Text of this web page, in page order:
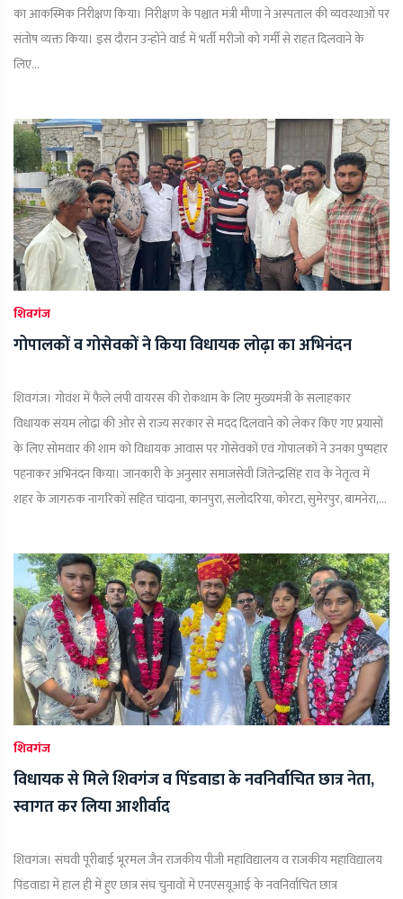
का आकस्मिक निरीक्षण किया। निरीक्षण के पश्चात मंत्री मीणा ने अस्पताल की व्यवस्थाओं पर
संतोष व्यक्त किया। इस दौरान उन्होंने वार्ड में भर्ती मरीजों को गर्मी से राहत दिलवाने के
लिए...
शिवगंज
गोपालकों व गोसेवकों ने किया विधायक लोढ़ा का अभिनंदन
शिवगंज। गोवंश में फैले लंपी वायरस की रोकथाम के लिए मुख्यमंत्री के सलाहकार
विधायक संयम लोढ़ा की ओर से राज्य सरकार से मदद दिलवाने को लेकर किए गए प्रयासों
के लिए सोमवार की शाम को विधायक आवास पर गोसेवकों एवं गोपालकों ने उनका पुष्पहार
पहनाकर अभिनंदन किया। जानकारी के अनुसार समाजसेवी जितेन्द्रसिंह राव के नेतृत्व में
शहर के जागरुक नागरिकों सहित चांदाना, कानपुरा, सलोदरिया, कोरटा, सुमेरपुर, बामनेरा,...
शिवगंज
विधायक से मिले शिवगंज व पिंडवाडा के नवनिर्वाचित छात्र नेता,
स्वागत कर लिया आशीर्वाद
शिवगंज। संघवी पूरीबाई भूरमल जैन राजकीय पीजी महाविद्यालय व राजकीय महाविद्यालय
पिंडवाडा में हाल ही में हुए छात्र संघ चुनावों में एनएसयूआई के नवनिर्वाचित छात्र